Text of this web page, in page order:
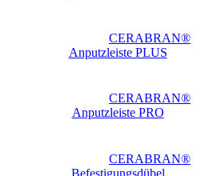
CERABRAN®
Anputzleiste PLUS
CERABRAN®
Anputzleiste PRO
CERABRAN®
Befestigungsdübel